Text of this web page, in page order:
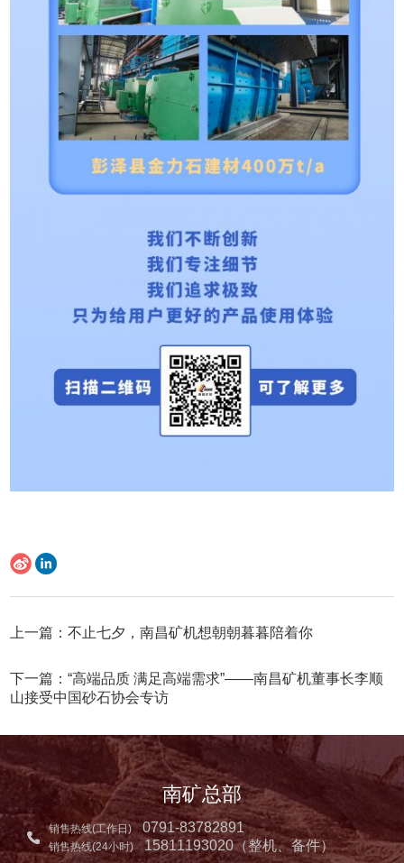
上一篇：不止七夕，南昌矿机想朝朝暮暮陪着你
下一篇：“高端品质 满足高端需求”——南昌矿机董事长李顺
山接受中国砂石协会专访
南矿总部
销售热线(工作日) 0791-83782891
销售热线(24小时) 15811193020（整机、备件）